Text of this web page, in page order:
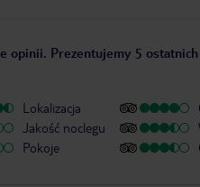
opinii. Prezentujemy 5
Lokalizacja
Jakość noclegu
Pokoje